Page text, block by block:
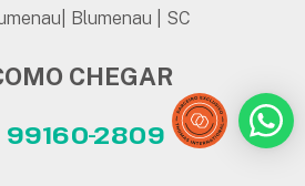
Blumenau | SC
CHEGAR
99160-2809